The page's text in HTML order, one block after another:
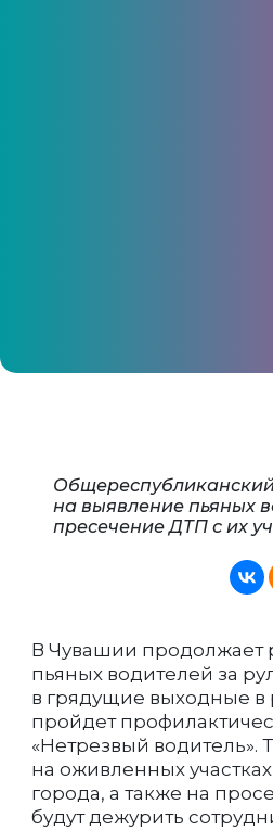
на выявление пьяных
пресечение ДТП с их
В Чувашии продолжает
пьяных водителей за
в грядущие выходные в
пройдет
«Нетрезвый водитель».
на оживленных
города, а также на
будут дежурить